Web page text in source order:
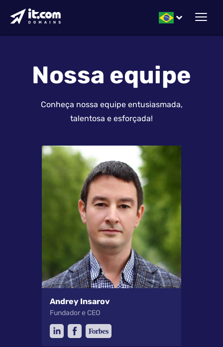
Nossa equipe
Conheça nossa equipe entusiasmada,
talentosa e esforçada!
Andrey Insarov
Fundador e CEO